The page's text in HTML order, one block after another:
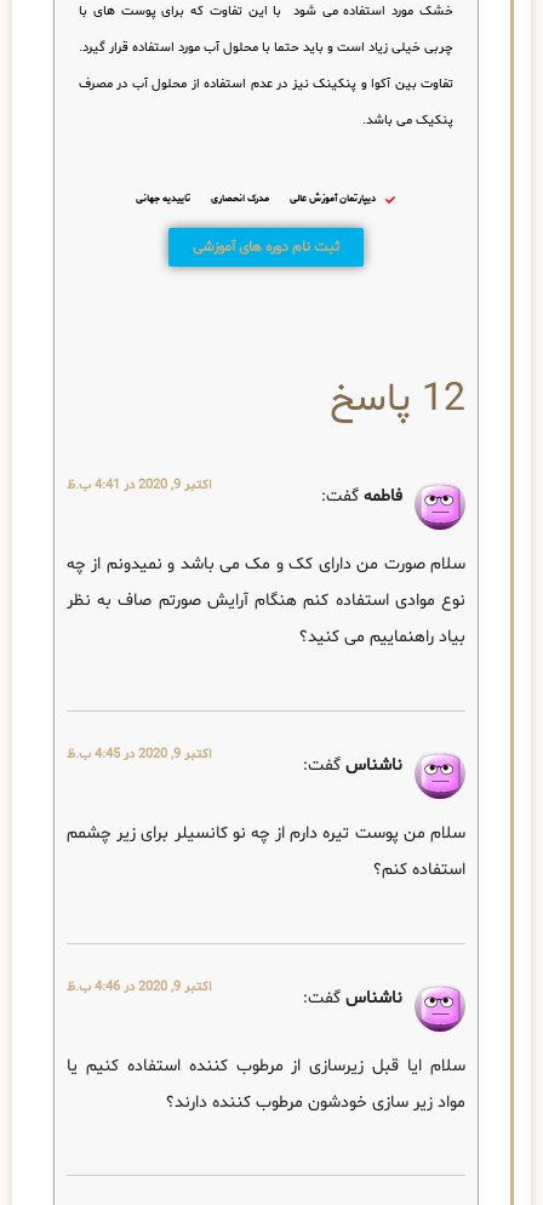
خشک مورد استفاده می شود با این تفاوت که برای پوست های با
چربی خیلی زیاد است و باید حتما با محلول آب مورد استفاده قرار گیرد.
تفاوت بین آکوا و پنکینک نیز در عدم استفاده از محلول آب در مصرف
پنکیک می باشد.
دیپارتمان آموزش عالی مدرک انحصاری تاییدیه جهانی
ثبت نام دوره های آموزشی
12 پاسخ
فاطمه گفت: اکتبر 9, 2020 در 4:41 ب.ظ
سلام صورت من دارای کک و مک می باشد و نمیدونم از چه
نوع موادی استفاده کنم هنگام آرایش صورتم صاف به نظر
بیاد راهنماییم می کنید؟
ناشناس گفت: اکتبر 9, 2020 در 4:45 ب.ظ
سلام من پوست تیره دارم از چه نو کانسیلر برای زیر چشمم
استفاده کنم؟
ناشناس گفت: اکتبر 9, 2020 در 4:46 ب.ظ
سلام ایا قبل زیرسازی از مرطوب کننده استفاده کنیم یا
مواد زیر سازی خودشون مرطوب کننده دارند؟